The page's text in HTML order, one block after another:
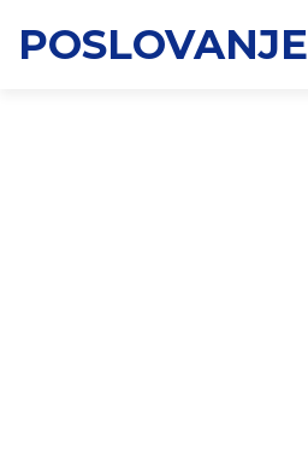
POSLOVANJE